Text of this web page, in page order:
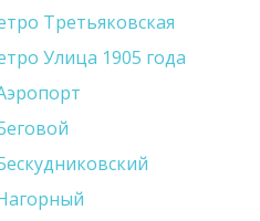
Третьяковская
Улица 1905 года